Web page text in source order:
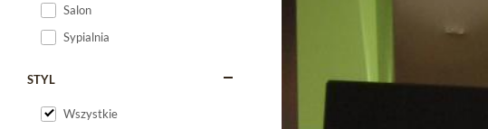
Salon
Sypialnia
STYL
Wszystkie